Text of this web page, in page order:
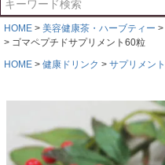
HOME 美容健康茶・ハーブティー
ゴマペプチドサプリメント60粒
HOME
健康ドリンク サプリメント